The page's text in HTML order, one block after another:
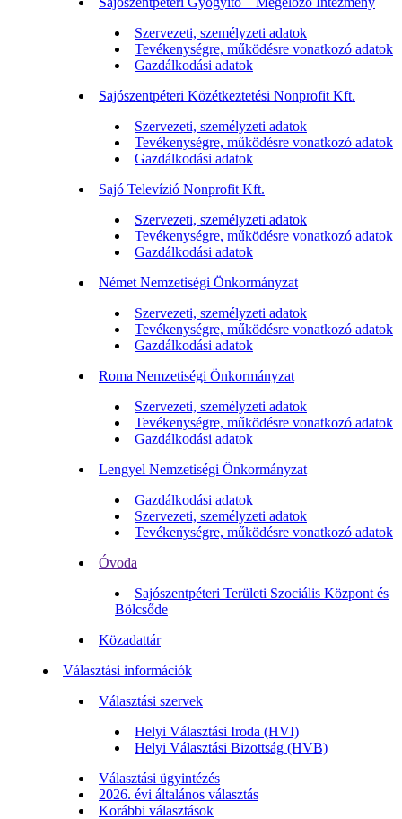
Szervezeti, személyzeti adatok
Tevékenységre, működésre vonatkozó adatok
Gazdálkodási adatok
Sajószentpéteri Közétkeztetési Nonprofit Kft.
Szervezeti, személyzeti adatok
Tevékenységre, működésre vonatkozó adatok
Gazdálkodási adatok
Sajó Televízió Nonprofit Kft.
Szervezeti, személyzeti adatok
Tevékenységre, működésre vonatkozó adatok
Gazdálkodási adatok
Német Nemzetiségi Önkormányzat
Szervezeti, személyzeti adatok
Tevékenységre, működésre vonatkozó adatok
Gazdálkodási adatok
Roma Nemzetiségi Önkormányzat
Szervezeti, személyzeti adatok
Tevékenységre, működésre vonatkozó adatok
Gazdálkodási adatok
Lengyel Nemzetiségi Önkormányzat
Gazdálkodási adatok
Szervezeti, személyzeti adatok
Tevékenységre, működésre vonatkozó adatok
Óvoda
Sajószentpéteri Területi Szociális Központ és
Bölcsőde
Közadattár
Választási információk
Választási szervek
Helyi Választási Iroda (HVI)
Helyi Választási Bizottság (HVB)
Választási ügyintézés
2026. évi általános választás
Korábbi választások